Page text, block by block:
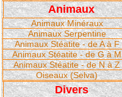
Animaux
Animaux Minéraux
Animaux Serpentine
Animaux Stéatite - de A à F
Animaux Stéatite - de G à M
Animaux Stéatite - de N à Z
Oiseaux (Selva)
Divers